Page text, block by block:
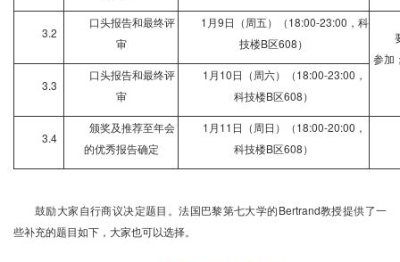
3.2
口头报告和最终评
审
1 月9日（周五）（18:00-23:00，科
技楼B区608）
参加
3.3
口头报告和最终评
审
1 月10日（周六）（18:00-23:00，
科技楼B区608）
3.4
颁奖及推荐至年会
的优秀报告确定
1 月11日（周日）（18:00-20:00，
科技楼B区608）
鼓励大家自行商议决定题目。法国巴黎第七大学的Bertrand教授提供了一
些补充的题目如下，大家也可以选择。